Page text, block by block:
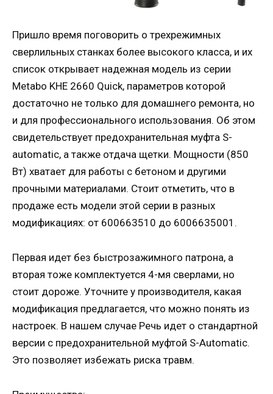
Пришло время поговорить о трехрежимных
сверлильных станках более высокого класса, и их
список открывает надежная модель из серии
Metabo KHE 2660 Quick, параметров которой
достаточно не только для домашнего ремонта, но
и для профессионального использования. Об этом
свидетельствует предохранительная муфта S-
automatic, а также отдача щетки. Мощности (850
Вт) хватает для работы с бетоном и другими
прочными материалами. Стоит отметить, что в
продаже есть модели этой серии в разных
модификациях: от 600663510 до 6006635001.
Первая идет без быстрозажимного патрона, а
вторая тоже комплектуется 4-мя сверлами, но
стоит дороже. Уточните у производителя, какая
модификация предлагается, что можно понять из
настроек. В нашем случае Речь идет о стандартной
версии с предохранительной муфтой S-Automatic.
Это позволяет избежать риска травм.